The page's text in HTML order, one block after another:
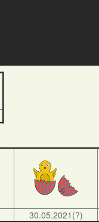
30.05.2021(?)